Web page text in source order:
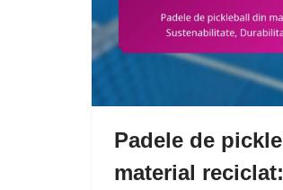
Padele de
material reciclat: